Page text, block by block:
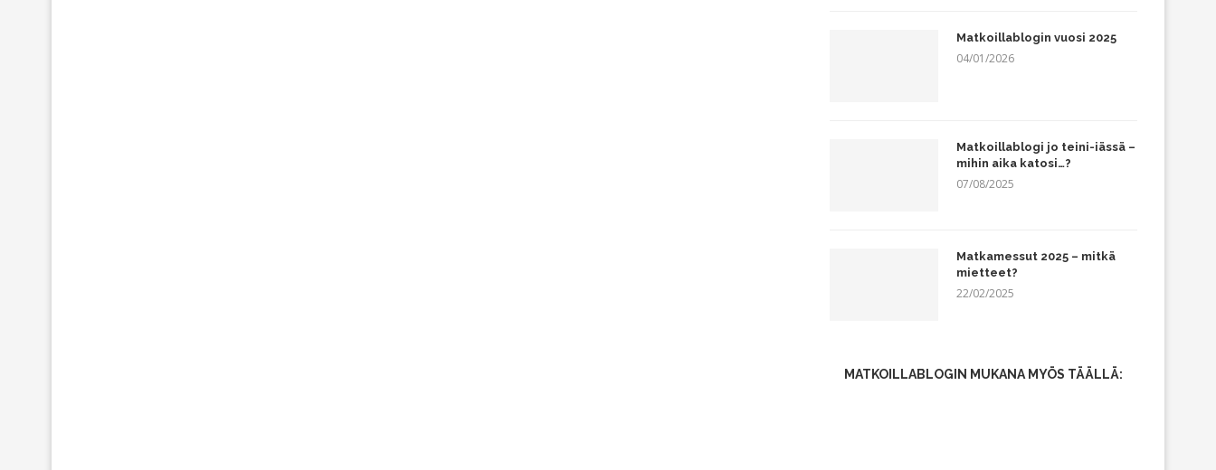
Matkoillablogin vuosi 2025
04/01/2026
Matkoillablogi jo teini-iässä –
mihin aika katosi…?
07/08/2025
Matkamessut 2025 – mitkä
mietteet?
22/02/2025
MATKOILLABLOGIN MUKANA MYÖS TÄÄLLÄ: